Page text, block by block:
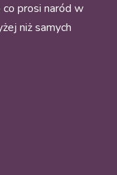
prosi naród w
niż samych